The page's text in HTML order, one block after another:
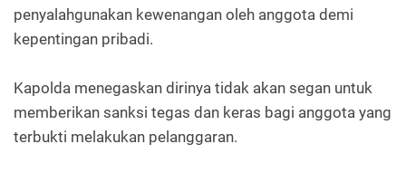
penyalahgunakan kewenangan oleh anggota demi
kepentingan pribadi.
Kapolda menegaskan dirinya tidak akan segan untuk
memberikan sanksi tegas dan keras bagi anggota yang
terbukti melakukan pelanggaran.